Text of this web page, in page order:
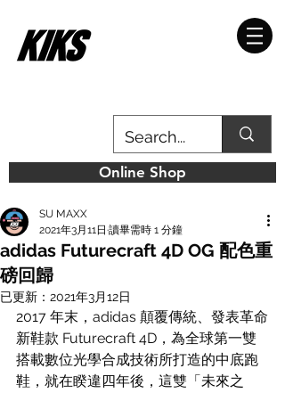
Online Shop
adidas Futurecraft 4D OG 配色重
磅回歸
SU MAXX
2021年3月11日 讀畢需時 1 分鐘
已更新： 2021年3月12日
2017 年末，adidas 顛覆傳統、發表革命
新鞋款 Futurecraft 4D，為全球第一雙
搭載數位光學合成技術所打造的中底跑
鞋，就在睽違四年後，這雙「未來之